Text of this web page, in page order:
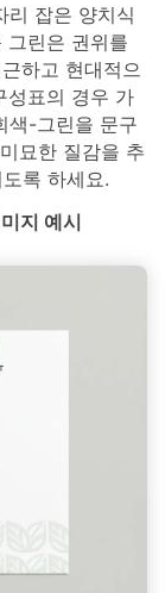
리 잡은 양치식
그린은 권위를
하고 현대적으
성표의 경우 가
색-그린을 문구
묘한 질감을 추
록 하세요.
지 예시